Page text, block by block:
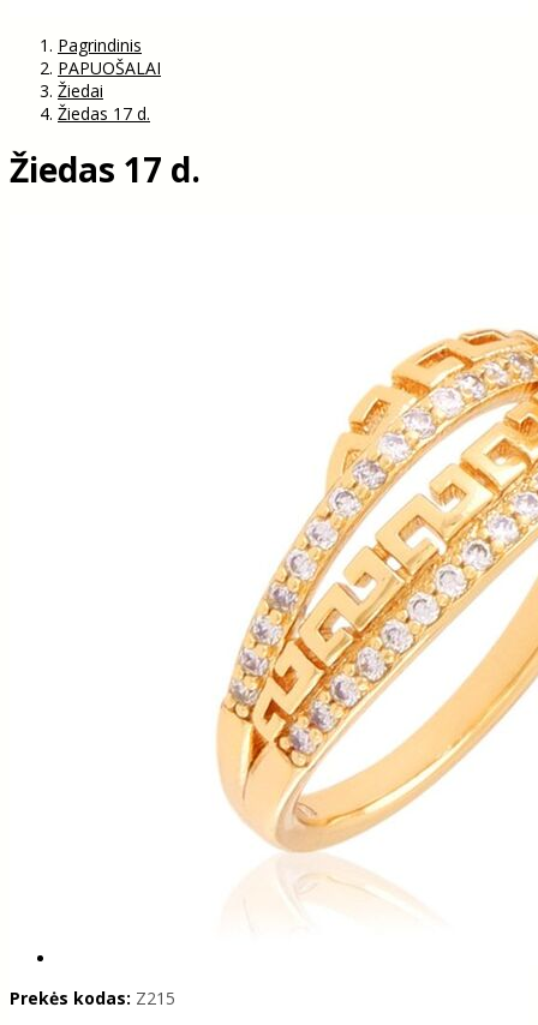
Pagrindinis
PAPUOŠALAI
Žiedai
Žiedas 17 d.
Žiedas 17 d.
Prekės kodas: Z215